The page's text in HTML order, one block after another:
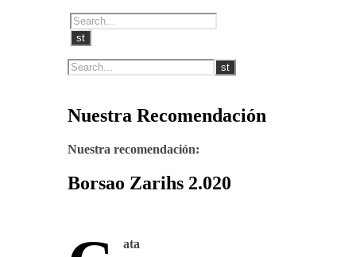
Nuestra Recomendación
Nuestra recomendación:
Borsao Zarihs 2.020
ata